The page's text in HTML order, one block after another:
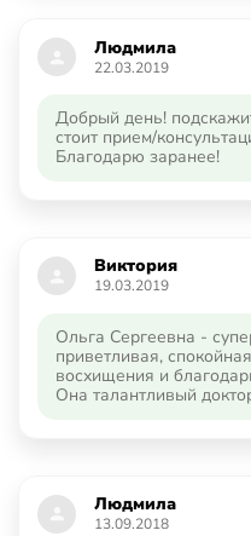
Добрый день!
стоит прием/
Благодарю заранее!
22.03.2019
Людмила
Ольга Сергеевна -
приветливая,
восхищения и
Она талантливый
19.03.2019
Виктория
13.09.2018
Людмила